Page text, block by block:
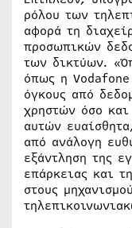
ρόλου των
αφορά τη
προσωπικών
των δικτύων.
όπως η Vodafone
όγκους από
χρηστών όσο
αυτών
από ανάλογη
εξάντληση της
επάρκειας και
στους